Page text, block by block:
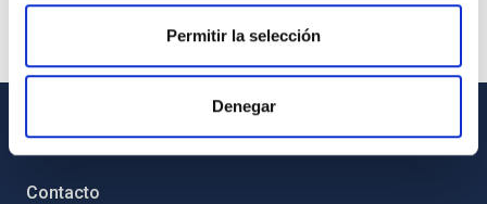
Permitir la selección
Denegar
Contacto